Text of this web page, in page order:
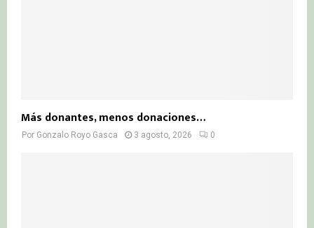
Más donantes, menos donaciones…
Por Gonzalo Royo Gasca 3 agosto, 2026 0